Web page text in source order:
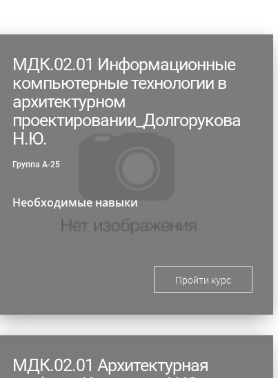
МДК.02.01 Информационные
компьютерные технологии в
архитектурном
проектировании_Долгорукова
Н.Ю.
Группа А-25
Необходимые навыки
Пройти курс
МДК.02.01 Архитектурная